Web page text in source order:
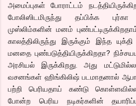
அமைப்புகள் போராட்டம்
போலிஸிடமிருந்து தப்பிக்க
முஸ்லிம்களின் மனம்
காலத்திலிருந்து இருக்கும் இந்த
மனதை புண்படுத்தியிருக்கிறதா?
அரசியல் இருக்கிறது. அது
வசனங்கள் ஹிங்கிலிஷ் படமாதனால்
பற்றி பெரியதாய் கண்டு
போன்ற பெரிய நடிகர்களின்